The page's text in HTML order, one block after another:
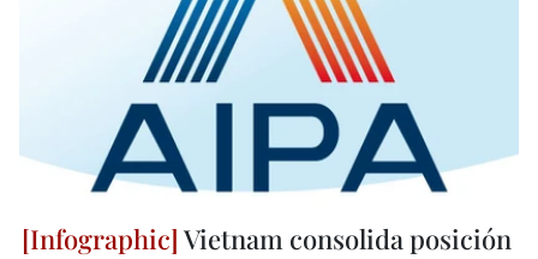
Vietnam consolida posición